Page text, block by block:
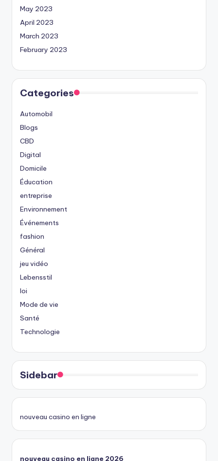
May 2023
April 2023
March 2023
February 2023
Categories
Automobil
Blogs
CBD
Digital
Domicile
Éducation
entreprise
Environnement
Événements
fashion
Général
jeu vidéo
Lebensstil
loi
Mode de vie
Santé
Technologie
Sidebar
nouveau casino en ligne
nouveau casino en ligne 2026